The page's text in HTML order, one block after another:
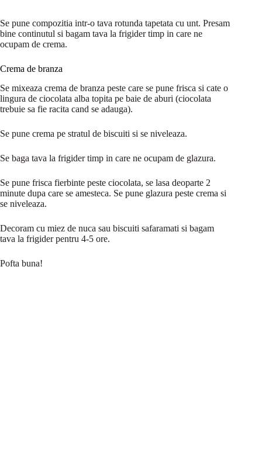
Se pune compozitia intr-o tava rotunda tapetata cu unt. Presam
bine continutul si bagam tava la frigider timp in care ne
ocupam de crema.
Crema de branza
Se mixeaza crema de branza peste care se pune frisca si cate o
lingura de ciocolata alba topita pe baie de aburi (ciocolata
trebuie sa fie racita cand se adauga).
Se pune crema pe stratul de biscuiti si se niveleaza.
Se baga tava la frigider timp in care ne ocupam de glazura.
Se pune frisca fierbinte peste ciocolata, se lasa deoparte 2
minute dupa care se amesteca. Se pune glazura peste crema si
se niveleaza.
Decoram cu miez de nuca sau biscuiti safaramati si bagam
tava la frigider pentru 4-5 ore.
Pofta buna!